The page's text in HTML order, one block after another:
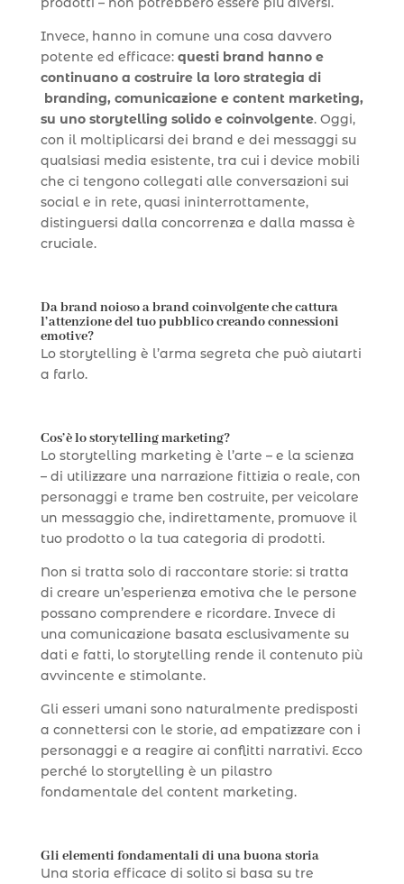
Invece, hanno in comune una cosa davvero
potente ed efficace:questi brand hanno e
continuano a costruire la loro strategia di
branding, comunicazione e content marketing,
su uno storytelling solido e coinvolgente. Oggi,
con il moltiplicarsi dei brand e dei messaggi su
qualsiasi media esistente, tra cui i device mobili
che ci tengono collegati alle conversazioni sui
social e in rete, quasi ininterrottamente,
distinguersi dalla concorrenza e dalla massa è
cruciale.
Da brand noioso a brand coinvolgente che cattura
l’attenzione del tuo pubblico creando connessioni
emotive?
Lo storytelling è l’arma segreta che può aiutarti
a farlo.
Cos’è lo storytelling marketing?
Lo storytelling marketing è l’arte – e la scienza
– di utilizzare una narrazione fittizia o reale, con
personaggi e trame ben costruite, per veicolare
un messaggio che, indirettamente, promuove il
tuo prodotto o la tua categoria di prodotti.
Non si tratta solo di raccontare storie: si tratta
di creare un’esperienza emotiva che le persone
possano comprendere e ricordare. Invece di
una comunicazione basata esclusivamente su
dati e fatti, lo storytelling rende il contenuto più
avvincente e stimolante.
Gli esseri umani sono naturalmente predisposti
a connettersi con le storie, ad empatizzare con i
personaggi e a reagire ai conflitti narrativi. Ecco
perché lo storytelling è un pilastro
fondamentale del content marketing.
Gli elementi fondamentali di una buona storia
Una storia efficace di solito si basa su tre